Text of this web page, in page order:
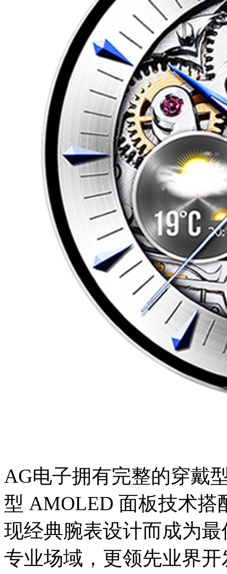
AG电子拥有完整的穿戴
型 AMOLED 面板技术搭
现经典腕表设计而成为
专业场域，更领先业界